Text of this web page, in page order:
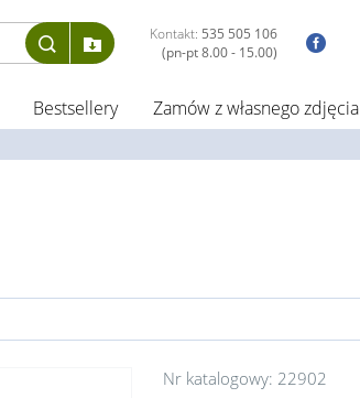
Kontakt: 535 505 106
(pn-pt 8.00 - 15.00)
Bestsellery Zamów z własnego zdjęcia
Nr katalogowy: 22902